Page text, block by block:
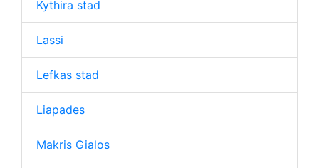
Kythira stad
Lassi
Lefkas stad
Liapades
Makris Gialos